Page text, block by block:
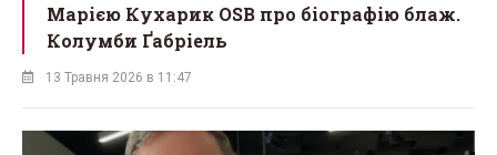
Марією Кухарик OSB про біографію блаж.
Колумби Ґабріель
13 Травня 2026 в 11:47